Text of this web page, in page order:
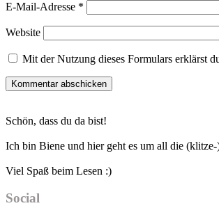
E-Mail-Adresse *
Website
Mit der Nutzung dieses Formulars erklärst
Sidebar
Schön, dass du da bist!
Ich bin Biene und hier geht es um all die
Viel Spaß beim Lesen :)
Social